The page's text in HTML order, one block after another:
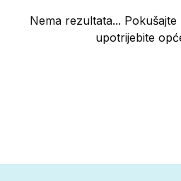
Nema rezultata...
upotrijebite